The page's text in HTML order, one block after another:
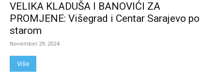
VELIKA KLADUŠA I BANOVIĆI ZA
PROMJENE: Višegrad i Centar Sarajevo po
starom
November 29, 2024
Više